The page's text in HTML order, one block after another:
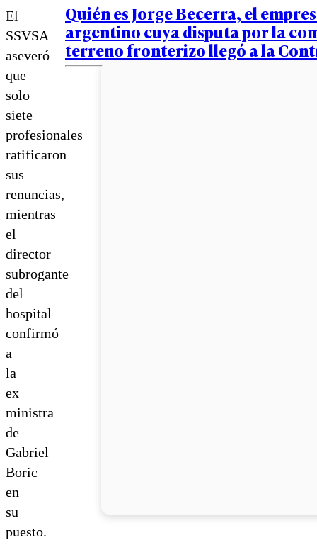
El
SSVSA
aseveró
que
solo
siete
profesionales
ratificaron
sus
renuncias,
mientras
el
director
subrogante
del
hospital
confirmó
a
la
ex
ministra
de
Gabriel
Boric
en
su
puesto.
Quién es Jorge Becerra, el
argentino cuya disputa por la
terreno fronterizo llegó a la